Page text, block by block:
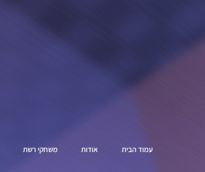
עמוד הבית אודות משחקי רשת